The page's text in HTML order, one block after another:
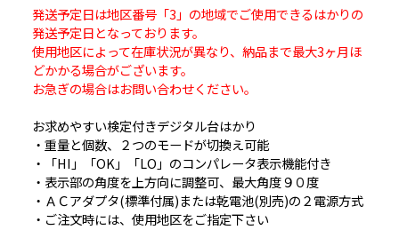
発送予定日は地区番号「3」の地域でご使用できるはかりの
発送予定日となっております。
使用地区によって在庫状況が異なり、納品まで最大3ヶ月ほ
どかかる場合がございます。
お急ぎの場合はお問い合わせください。
お求めやすい検定付きデジタル台はかり
・重量と個数、２つのモードが切換え可能
・「HI」「OK」「LO」のコンパレータ表示機能付き
・表示部の角度を上方向に調整可、最大角度９０度
・ＡＣアダプタ(標準付属)または乾電池(別売)の２電源方式
・ご注文時には、使用地区をご指定下さい